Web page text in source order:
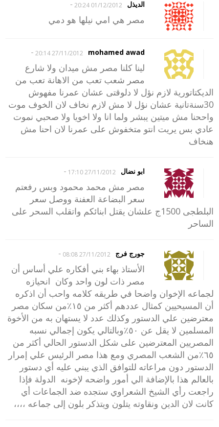
الديذل 01/12/2012 20:24
-
مصر هي امي نيلها هو دمي
mohamed awad
27/11/2012 20:14
-
لينا كلنا مصر مش ميدان ولا شارع
مصر شعب تعب من الاهانة تعب من
الديكتاتورية لازم نؤل لا دلوقتى عشان عمرنا مفهوش
30سنةتانية عشان نؤل لا مش لازم نخاف لان الخوف موت
واححنا مش ميتين يبشر ولما انا ولا اخويا ولا صحبي نموت
عادي بس يريت انتو متخفوش على عمرنا لان احنا مش
هنخاف
ابو نضال 27/11/2012 17:10
-
مصر مش محمد محمود وبس رفعتم
سعر البضاعة العفنة ووصل سعر
البلطجى 1500ج علشان يقتل ابنائكم واتقلب السحر على
الساحر
جورج فرج 27/11/2012 08:08
-
الأستاذ بهاء بني أفكاره علي أساس أن
مصر ذات لون واحد وكان انحيازه
لجماعه الإخوان واضحا في طريقه كلامه واحب أن اذكره
أن المسيحيين كمثال عددهم أكثر من ١٥٪من سكان مصر
معترضين علي الدستور وكذلك عدد لا يستهان به من الأخوة
المسلمين لا يقل عن ٥٠٪وبالتالي يكون إجمالي نسبه
المصريين المعترضين على شكل الدستور الحالي أكثر من
٦٥٪من الشعب المصري ومع هذا مصر الرئيس علي إمرار
الدستور دون مراعاته للتوافق الذي يبني عليه أي دستور
بالعالم هذا بالإضافة الي أمور واضحه لإخونه الدولة فإذا
راجعت رأي الشيخ الشعراوي ستجده ضد الجماعات أي
كانت لان الدين ونقاوته يتلون ويتذكر بلون إلى جماعه ،،،،